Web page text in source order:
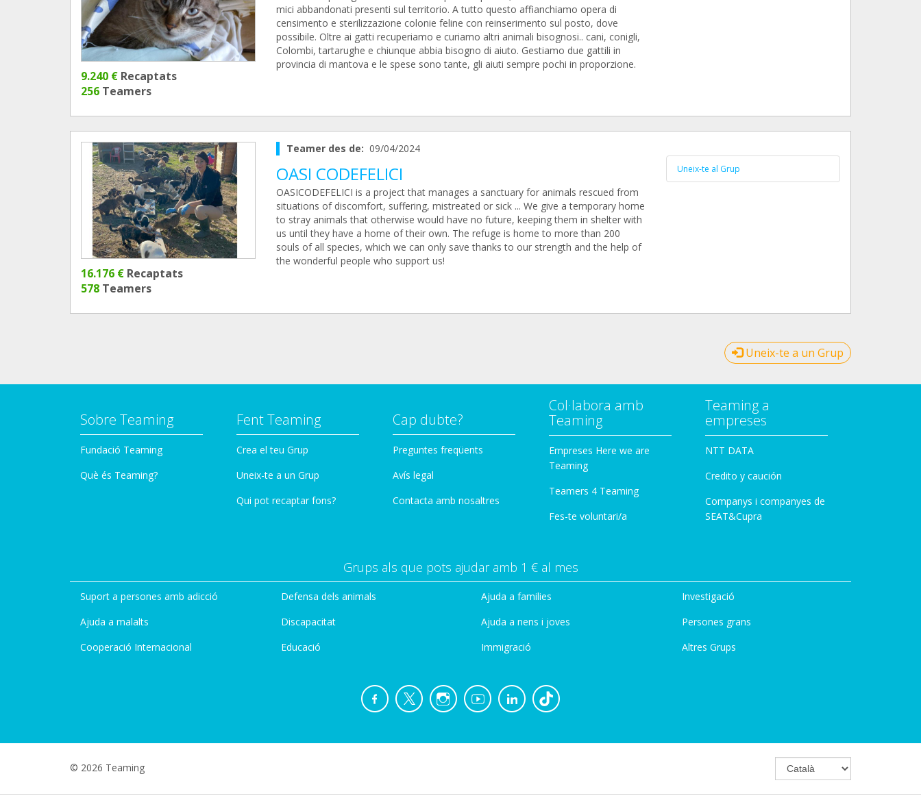
9.240 € Recaptats
256 Teamers
mici abbandonati presenti sul territorio. A tutto questo affianchiamo opera di
censimento e sterilizzazione colonie feline con reinserimento sul posto, dove
possibile. Oltre ai gatti recuperiamo e curiamo altri animali bisognosi.. cani, conigli,
Colombi, tartarughe e chiunque abbia bisogno di aiuto. Gestiamo due gattili in
provincia di mantova e le spese sono tante, gli aiuti sempre pochi in proporzione.
16.176 € Recaptats
578 Teamers
Teamer des de: 09/04/2024
OASI CODEFELICI
OASICODEFELICI is a project that manages a sanctuary for animals rescued from
situations of discomfort, suffering, mistreated or sick ... We give a temporary home
to stray animals that otherwise would have no future, keeping them in shelter with
us until they have a home of their own. The refuge is home to more than 200
souls of all species, which we can only save thanks to our strength and the help of
the wonderful people who support us!
Uneix-te al Grup
Uneix-te a un Grup
Sobre Teaming
Fundació Teaming
Què és Teaming?
Fent Teaming
Crea el teu Grup
Uneix-te a un Grup
Qui pot recaptar fons?
Cap dubte?
Preguntes freqüents
Avís legal
Contacta amb nosaltres
Col·labora amb
Teaming
Empreses Here we are
Teaming
Teamers 4 Teaming
Fes-te voluntari/a
Teaming a
empreses
NTT DATA
Credito y caución
Companys i companyes de
SEAT&Cupra
Grups als que pots ajudar amb 1 € al mes
Suport a persones amb adicció
Ajuda a malalts
Cooperació Internacional
Defensa dels animals
Discapacitat
Educació
Ajuda a families
Ajuda a nens i joves
Immigració
Investigació
Persones grans
Altres Grups
© 2026 Teaming